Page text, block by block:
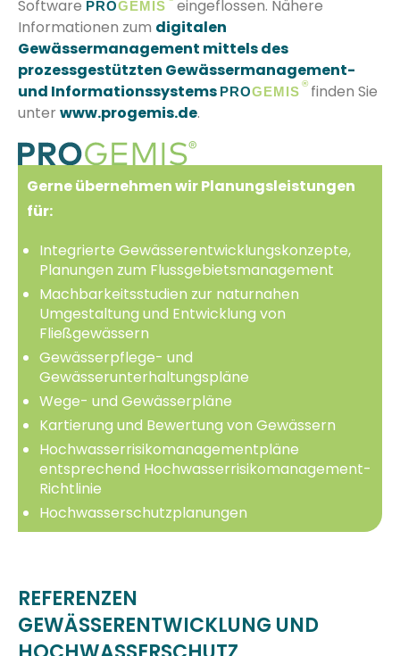
Software PROGEMIS
eingeflossen. Nähere
Informationen zum digitalen
Gewässermanagement mittels des
prozessgestützten Gewässermanagement-
und Informationssystems PROGEMIS
® finden Sie
unter www.progemis.de.
Gerne übernehmen wir Planungsleistungen
für:
Integrierte Gewässerentwicklungskonzepte,
Planungen zum Flussgebietsmanagement
Machbarkeitsstudien zur naturnahen
Umgestaltung und Entwicklung von
Fließgewässern
Gewässerpflege- und
Gewässerunterhaltungspläne
Wege- und Gewässerpläne
Kartierung und Bewertung von Gewässern
Hochwasserrisikomanagementpläne
entsprechend Hochwasserrisikomanagement-
Richtlinie
Hochwasserschutzplanungen
REFERENZEN
GEWÄSSERENTWICKLUNG UND